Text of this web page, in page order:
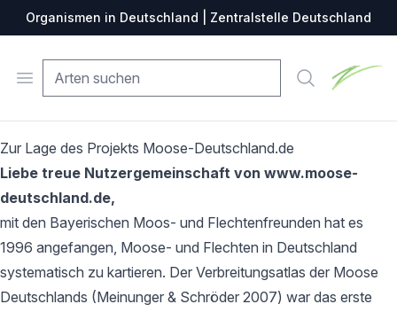
Organismen in Deutschland | Zentralstelle Deutschland
Open menu Suche
Zur Lage des Projekts Moose-Deutschland.de
Liebe treue Nutzergemeinschaft von www.moose-
deutschland.de,
mit den Bayerischen Moos- und Flechtenfreunden hat es
1996 angefangen, Moose- und Flechten in Deutschland
systematisch zu kartieren. Der Verbreitungsatlas der Moose
Deutschlands (Meinunger & Schröder 2007) war das erste